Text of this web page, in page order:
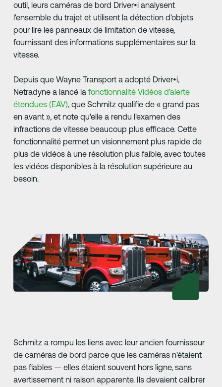
outil, leurs caméras de bord Driver•i analysent
l'ensemble du trajet et utilisent la détection d'objets
pour lire les panneaux de limitation de vitesse,
fournissant des informations supplémentaires sur la
vitesse.
Depuis que Wayne Transport a adopté Driver•i,
Netradyne a lancé la fonctionnalité Vidéos d'alerte
étendues (EAV), que Schmitz qualifie de « grand pas
en avant », et note qu'elle a rendu l'examen des
infractions de vitesse beaucoup plus efficace. Cette
fonctionnalité permet un visionnement plus rapide de
plus de vidéos à une résolution plus faible, avec toutes
les vidéos disponibles à la résolution supérieure au
besoin.
Schmitz a rompu les liens avec leur ancien fournisseur
de caméras de bord parce que les caméras n'étaient
pas fiables — elles étaient souvent hors ligne, sans
avertissement ni raison apparente. Ils devaient calibrer